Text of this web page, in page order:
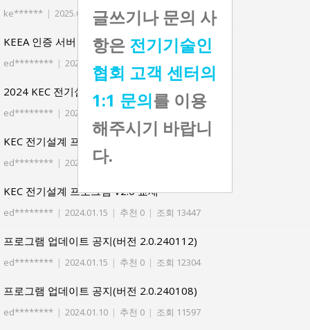
글쓰기나 문의 사
항은 전기기술인
협회 고객 센터의
1:1 문의를 이용
해주시기 바랍니
다.
ke****** | 2025.09.18 | 추천 0 | 조회 3951
KEEA 인증 서버 이전에 관한 오류의 건
ed******** | 2024.10.29 추천 0 조회 5495
2024 KEC 전기설계 프로그램 실습V1.0 자료
ed******** | 2024.06.25 | 조회 7195
KEC 전기설계 프로그램 V2.0 사용법(동영상 강의)
ed******** | 2024.01.15 |
KEC 전기설계 프로그램 V2.0 교재
ed******** | 2024.01.15 | 추천 0 | 조회 13447
프로그램 업데이트 공지(버전 2.0.240112)
ed******** | 2024.01.15 | 추천 0 | 조회 12304
프로그램 업데이트 공지(버전 2.0.240108)
ed******** | 2024.01.10 | 추천 0 | 조회 11597